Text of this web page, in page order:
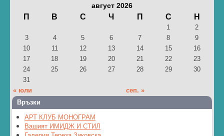
август 2026
П В С Ч П С Н
« юли сеп. »
1
2
3
4 5 6 7 8
9
10
11 12 13 14 15
16
17
18 19 20 21 22
23
24
25 26 27 28 29
30
31
Връзки
АРТ КЛУБ МОНОГРАМ
Вашият ИМИДЖ И СТИЛ